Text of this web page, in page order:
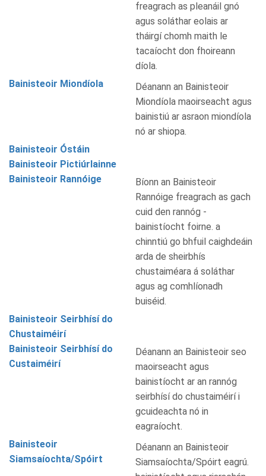
freagrach as pleanáil gnó
agus soláthar eolais ar
tháirgí chomh maith le
tacaíocht don fhoireann
díola.
Bainisteoir Miondíola
Déanann an Bainisteoir
Miondíola maoirseacht agus
bainistiú ar asraon miondíola
nó ar shiopa.
Bainisteoir Óstáin
Bainisteoir Pictiúrlainne
Bainisteoir Rannóige
Bíonn an Bainisteoir
Rannóige freagrach as gach
cuid den rannóg -
bainistíocht foirne. a
chinntiú go bhfuil caighdeáin
arda de sheirbhís
chustaiméara á soláthar
agus ag comhlíonadh
buiséid.
Bainisteoir Seirbhísí do
Chustaiméirí
Bainisteoir Seirbhísí do
Custaiméirí
Déanann an Bainisteoir seo
maoirseacht agus
bainistíocht ar an rannóg
seirbhísí do chustaiméirí i
gcuideachta nó in
eagraíocht.
Bainisteoir
Siamsaíochta/Spóirt
Déanann an Bainisteoir
Siamsaíochta/Spóirt eagrú.